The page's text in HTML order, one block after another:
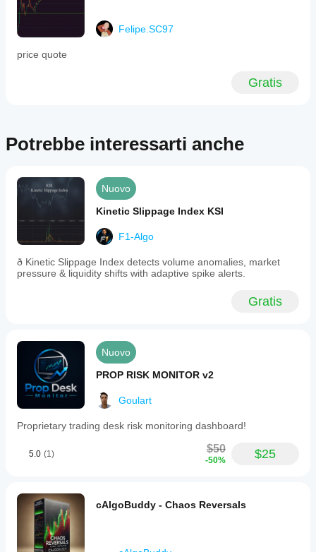
Felipe.SC97
price quote
Gratis
Potrebbe interessarti anche
Nuovo
Kinetic Slippage Index KSI
F1-Algo
ð Kinetic Slippage Index detects volume anomalies, market
pressure & liquidity shifts with adaptive spike alerts.
Gratis
Nuovo
PROP RISK MONITOR v2
Goulart
Proprietary trading desk risk monitoring dashboard!
5.0 (1) $50
-50% $25
cAlgoBuddy - Chaos Reversals